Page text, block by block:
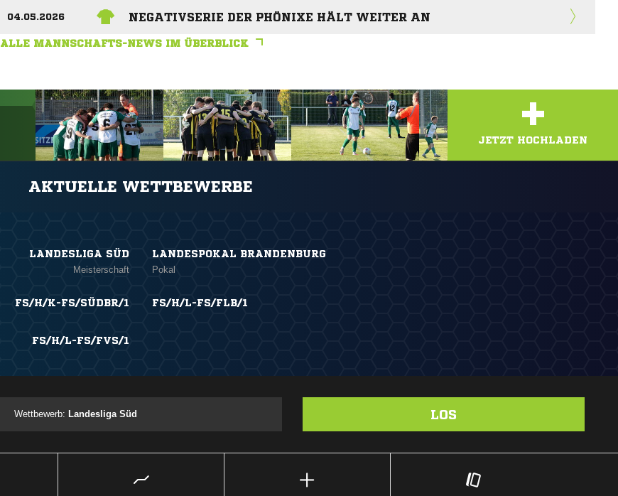
04.05.2026 NEGATIVSERIE DER PHÖNIXE HÄLT WEITER AN
ALLE MANNSCHAFTS-NEWS IM ÜBERBLICK
+
JETZT HOCHLADEN
AKTUELLE WETTBEWERBE
LANDESLIGA SÜD
Meisterschaft
LANDESPOKAL BRANDENBURG
Pokal
FS/H/K-FS/SÜDBR/1 FS/H/L-FS/FLB/1
FS/H/L-FS/FVS/1
Wettbewerb: Landesliga Süd LOS